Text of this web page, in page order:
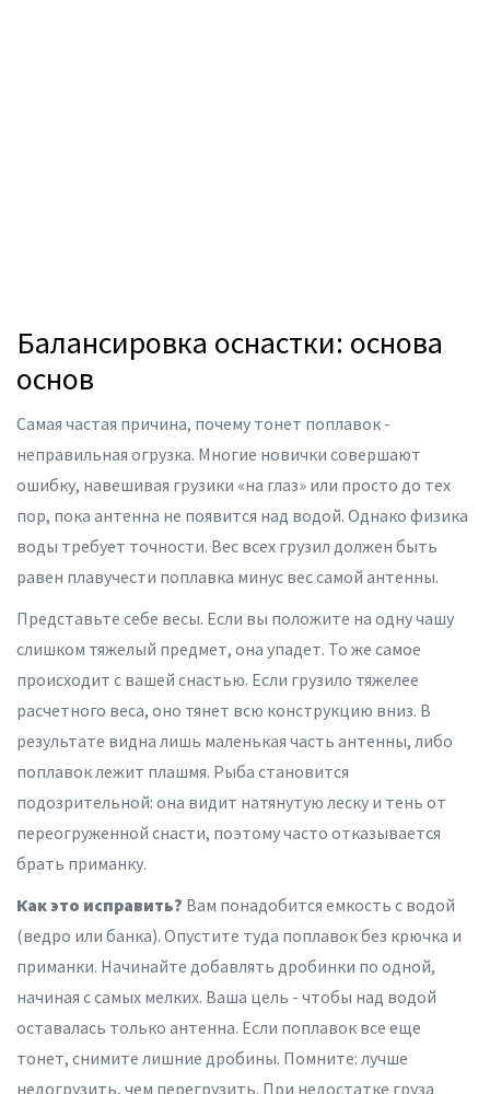
Балансировка оснастки: основа
основ
Самая частая причина, почему тонет поплавок -
неправильная огрузка. Многие новички совершают
ошибку, навешивая грузики «на глаз» или просто до тех
пор, пока антенна не появится над водой. Однако физика
воды требует точности. Вес всех грузил должен быть
равен плавучести поплавка минус вес самой антенны.
Представьте себе весы. Если вы положите на одну чашу
слишком тяжелый предмет, она упадет. То же самое
происходит с вашей снастью. Если грузило тяжелее
расчетного веса, оно тянет всю конструкцию вниз. В
результате видна лишь маленькая часть антенны, либо
поплавок лежит плашмя. Рыба становится
подозрительной: она видит натянутую леску и тень от
переогруженной снасти, поэтому часто отказывается
брать приманку.
Как это исправить? Вам понадобится емкость с водой
(ведро или банка). Опустите туда поплавок без крючка и
приманки. Начинайте добавлять дробинки по одной,
начиная с самых мелких. Ваша цель - чтобы над водой
оставалась только антенна. Если поплавок все еще
тонет, снимите лишние дробины. Помните: лучше
недогрузить, чем перегрузить. При недостатке груза